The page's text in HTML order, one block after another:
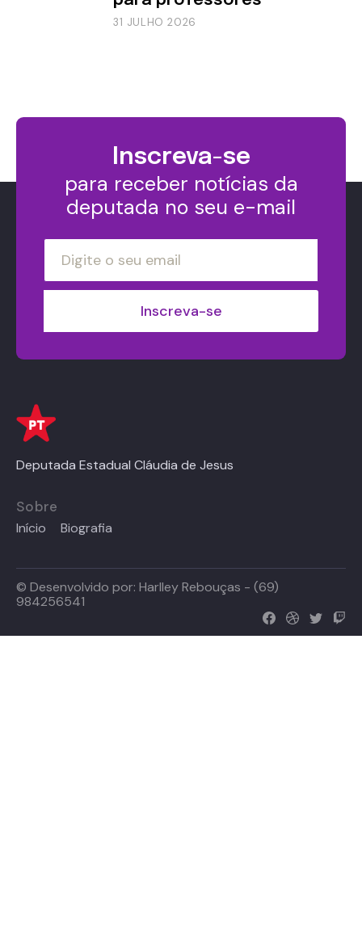
31 JULHO 2026
Inscreva-se
para receber notícias da
deputada no seu e-mail
Deputada Estadual Cláudia de Jesus
Sobre
Início Biografia
© Desenvolvido por: Harlley Rebouças - (69)
984256541